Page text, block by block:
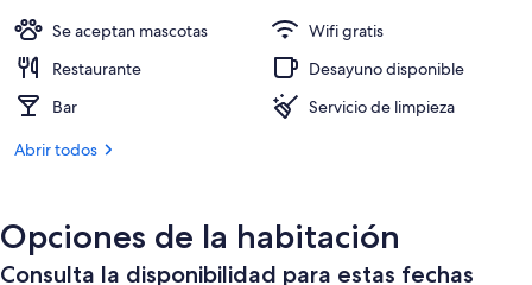
Exterior
Se aceptan mascotas
Wifi gratis
Restaurante
Desayuno disponible
Bar
Servicio de limpieza
Abrir todos
Opciones de la habitación
Consulta la disponibilidad para estas fechas